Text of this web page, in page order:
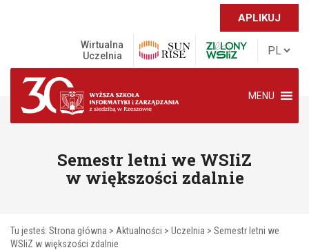
APLIKUJ
Wirtualna
Uczelnia
MENU
Semestr letni we WSIiZ
w większości zdalnie
Tu jesteś: Strona główna > Aktualności > Uczelnia > Semestr letni we
WSIiZ w większości zdalnie